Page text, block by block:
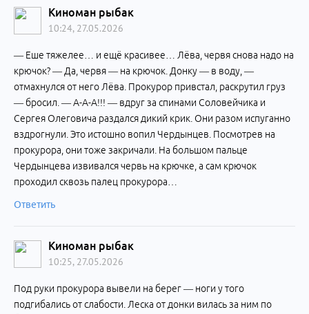
Киноман рыбак
10:24, 27.05.2026
— Еше тяжелее… и ещё красивее… Лёва, червя снова надо на
крючок? — Да, червя — на крючок. Донку — в воду, —
отмахнулся от него Лёва. Прокурор привстал, раскрутил груз
— бросил. — А-А-А!!! — вдруг за спинами Соловейчика и
Сергея Олеговича раздался дикий крик. Они разом испуганно
вздрогнули. Это истошно вопил Чердынцев. Посмотрев на
прокурора, они тоже закричали. На большом пальце
Чердынцева извивался червь на крючке, а сам крючок
проходил сквозь палец прокурора…
Ответить
Киноман рыбак
10:25, 27.05.2026
Под руки прокурора вывели на берег — ноги у того
подгибались от слабости. Леска от донки вилась за ним по